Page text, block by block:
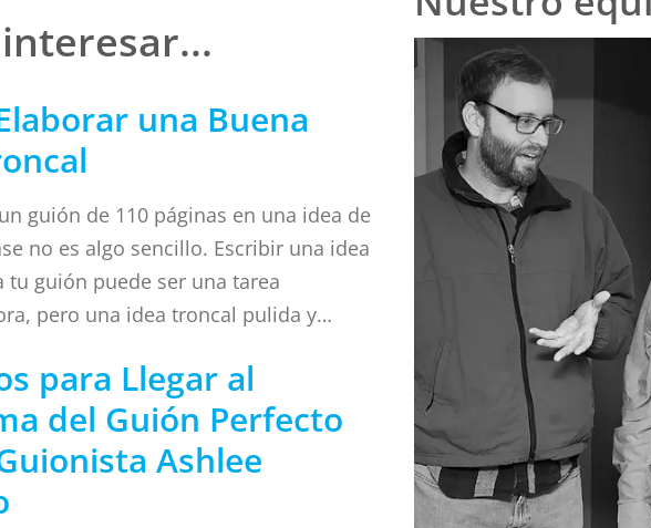
una Buena
guión de 110 páginas en una idea de
no es algo sencillo. Escribir una idea
tu guión puede ser una tarea
pero una idea troncal pulida y
tienes para tratar de vender tu
una idea troncal perfecta, con un
que está en juego y sorprende a los
la fórmula de idea troncal que se
artículo de hoy. Imagina que solo
para Llegar al
del Guión Perfecto
Ashlee